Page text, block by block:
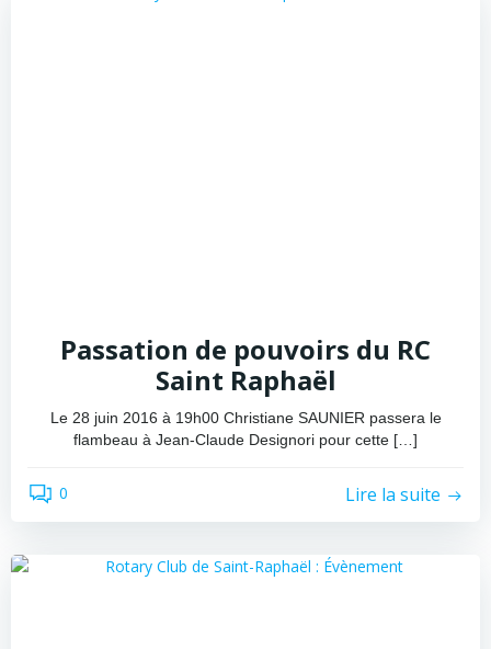
Passation de pouvoirs du RC
Saint Raphaël
Le 28 juin 2016 à 19h00 Christiane SAUNIER passera le
flambeau à Jean-Claude Designori pour cette […]
0 Lire la suite